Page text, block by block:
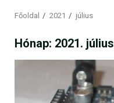
Főoldal 2021 július
Hónap: 2021. július